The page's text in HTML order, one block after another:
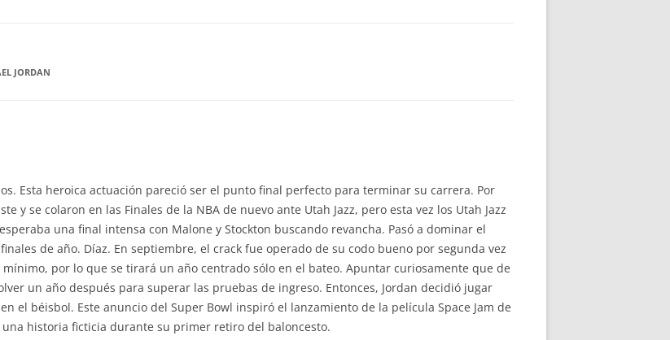
JORDAN
Esta heroica actuación pareció ser el punto final perfecto para terminar su carrera. Por
y se colaron en las Finales de la NBA de nuevo ante Utah Jazz, pero esta vez los Utah Jazz
una final intensa con Malone y Stockton buscando revancha. Pasó a dominar el
de año. Díaz. En septiembre, el crack fue operado de su codo bueno por segunda vez
por lo que se tirará un año centrado sólo en el bateo. Apuntar curiosamente que de
un año después para superar las pruebas de ingreso. Entonces, Jordan decidió jugar
el béisbol. Este anuncio del Super Bowl inspiró el lanzamiento de la película Space Jam de
historia ficticia durante su primer retiro del baloncesto.